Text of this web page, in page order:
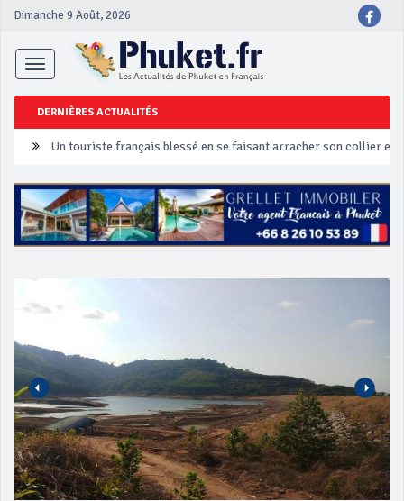
Dimanche 9 Août, 2026
Toggle
navigation
DERNIÈRES ACTUALITÉS
Un touriste français blessé en se faisant arracher son collier en
Phuket Peranakan Festival
‘Phuket Eye’ assurera la sécurité pendant Songkran